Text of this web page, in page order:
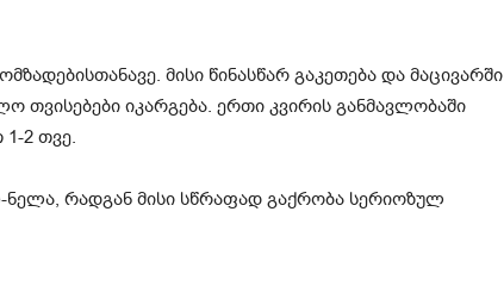
მისი წინასწარ გაკეთება და მაცივარში
თვისებები იკარგება. ერთი კვირის განმავლობაში
2 თვე.
რადგან მისი სწრაფად გაქრობა სერიოზულ